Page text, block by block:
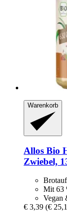
Warenkorb
Allos Bio
Zwiebel,
Mit 63
Vegan
€ 3,39 (€